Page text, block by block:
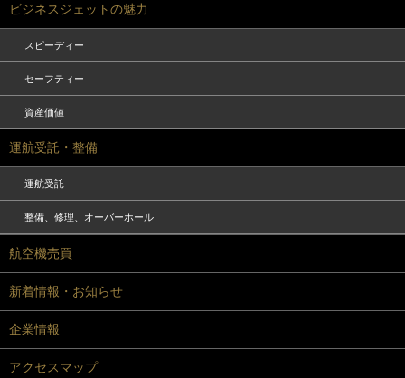
ビジネスジェットの魅力
スピーディー
セーフティー
資産価値
運航受託・整備
運航受託
整備、修理、オーバーホール
航空機売買
新着情報・お知らせ
企業情報
アクセスマップ